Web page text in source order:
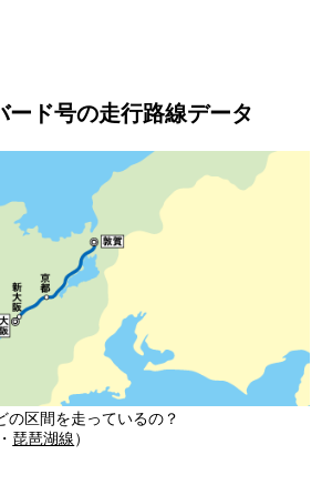
ード号の走行路線データ
の区間を走っているの？
琵琶湖線）